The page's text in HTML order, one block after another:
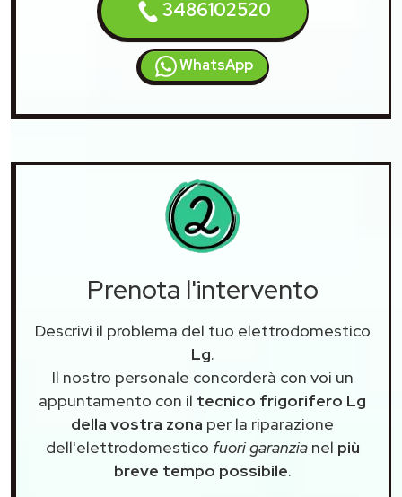
3486102520
WhatsApp
Prenota l'intervento
Descrivi il problema del tuo elettrodomestico
Lg.
Il nostro personale concorderà con voi un
appuntamento con il tecnico frigorifero Lg
della vostra zona per la riparazione
dell'elettrodomestico fuori garanzianel più
breve tempo possibile.